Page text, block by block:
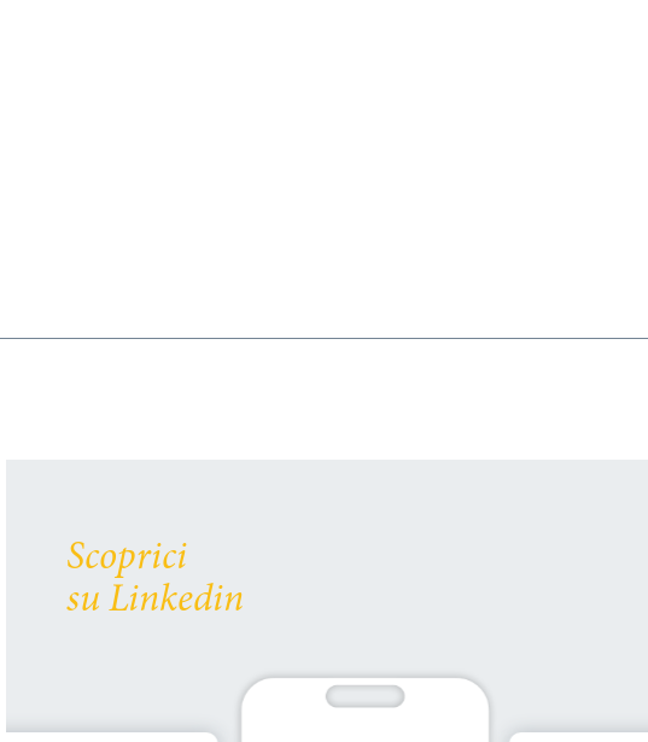
Scoprici
su Linkedin